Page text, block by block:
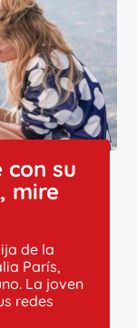
su
mire
de la
París,
La joven
redes